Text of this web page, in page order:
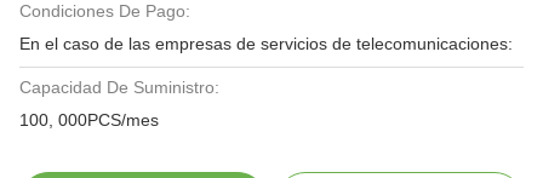
Condiciones De Pago:
En el caso de las empresas de servicios de telecomunicaciones:
Capacidad De Suministro:
100, 000PCS/mes